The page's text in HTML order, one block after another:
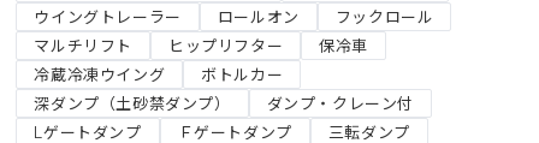
ウイングトレーラー
ロールオン
フックロール
マルチリフト
ヒップリフター
保冷車
冷蔵冷凍ウイング
ボトルカー
深ダンプ（土砂禁ダンプ）
ダンプ・クレーン付
Lゲートダンプ
Ｆゲートダンプ
三転ダンプ